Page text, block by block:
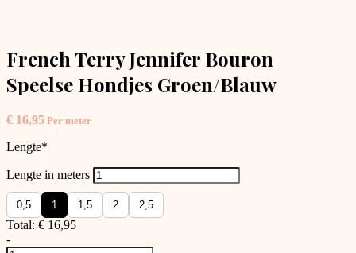
French Terry Jennifer Bouron
Speelse Hondjes Groen/Blauw
€ 16,95 Per meter
Lengte*
Lengte in meters
0,5 1 1,5 2 2,5
Total: € 16,95
-